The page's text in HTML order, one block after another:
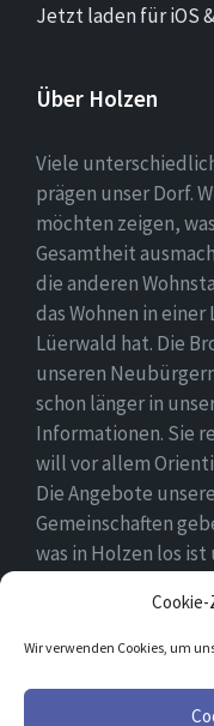
Wir verwenden Cookies, um
Jetzt laden für iOS
Über Holzen
Viele
prägen unser Dorf.
möchten zeigen,
Gesamtheit
die anderen
das Wohnen in
Lüerwald hat. Die
unseren
schon länger in
Informationen. Sie
will vor allem
Die Angebote
Gemeinschaften
was in Holzen los
und hoffen, dass
Facebook